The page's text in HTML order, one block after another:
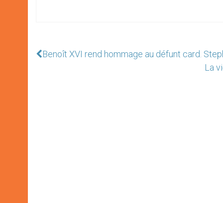
Benoît XVI rend hommage au défunt card.
La